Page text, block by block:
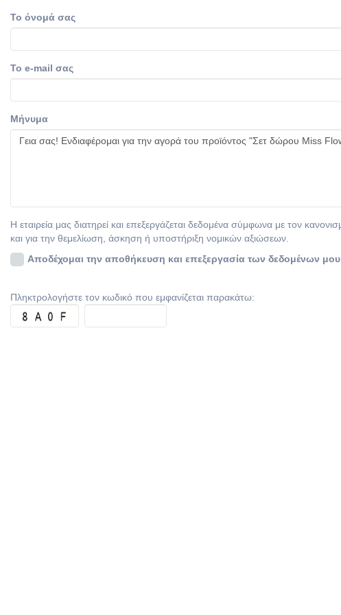
Το όνομά σας
Το e-mail σας
Μήνυμα
Η εταιρεία μας διατηρεί και επεξεργάζεται δεδομένα σύμφωνα με τον
και για την θεμελίωση, άσκηση ή υποστήριξη νομικών αξιώσεων.
Αποδέχομαι την αποθήκευση και επεξεργασία των δεδομένων
Πληκτρολογήστε τον κωδικό που εμφανίζεται παρακάτω: